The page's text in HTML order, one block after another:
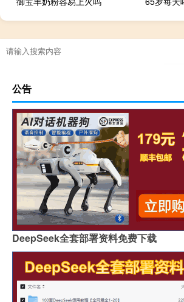
公告
DeepSeek全套部署资料免费下载